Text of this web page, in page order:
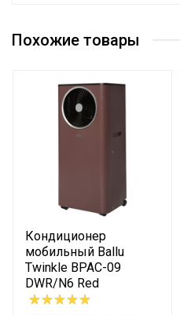
Система самодиагностики
Вес товара с упаковкой
(брутто)
Таймер на отключение
Высота упаковки товара
Индикация заполнения
Глубина упаковки товара
Цвет корпуса
Ширина упаковки товара
Сертификат
Похожие товары
Кондиционер
мобильный Ballu
Twinkle BPAC-09
DWR/N6 Red